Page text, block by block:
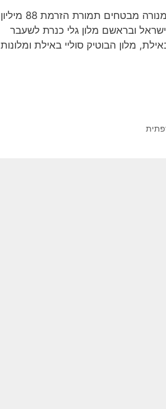
בעקבות התרחבותה, צירפה החברה כשותף פיננסי את חברת מנורה מבטחים תמורת הזרמת 88 מיליון
בישראל ובראשם מלון גלי כנרת לשעבר
מלון הבוטיק סוליי באילת ומלונות